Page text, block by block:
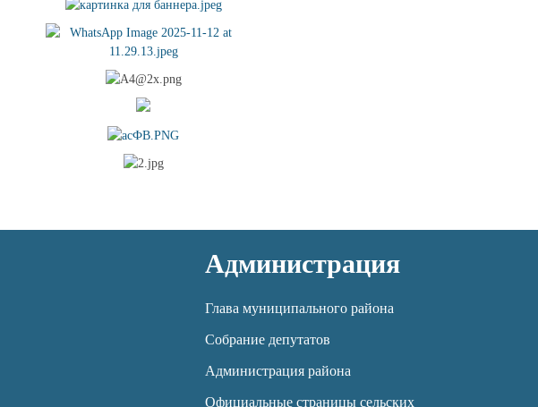
Администрация
Глава муниципального района
Собрание депутатов
Администрация района
Официальные страницы сельских